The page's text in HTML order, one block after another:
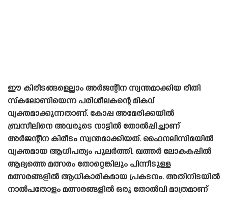
ഈ കിരീടങ്ങളെല്ലാം അർജന്റീന സ്വന്തമാക്കിയ രീതി
സ്‌കലോണിയെന്ന പരിശീലകന്റെ മികവ്
വ്യക്തമാക്കുന്നതാണ്. കോപ്പ അമേരിക്കയിൽ
ബ്രസീലിനെ അവരുടെ നാട്ടിൽ തോൽപ്പിച്ചാണ്
അർജന്റീന കിരീടം സ്വന്തമാക്കിയത്. ഫൈനലിസിമയിൽ
വ്യക്തമായ ആധിപത്യം പുലർത്തി. ഖത്തർ ലോകകപ്പിൽ
ആദ്യത്തെ മത്സരം തോറ്റെങ്കിലും പിന്നീടുള്ള
മത്സരങ്ങളിൽ ആധികാരികമായ പ്രകടനം. അതിനിടയിൽ
നാൽപതോളം മത്സരങ്ങളിൽ ഒരു തോൽവി മാത്രമാണ്